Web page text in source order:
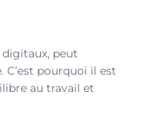
digitaux, peut
pourquoi il est
au travail et